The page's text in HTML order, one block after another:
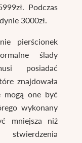
Podczas
3000zł.
pierścionek
ślady
posiadać
znajdowała
one być
wykonany
mniejsza niż